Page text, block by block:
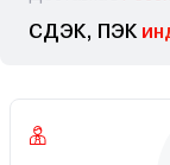
СДЭК, ПЭК